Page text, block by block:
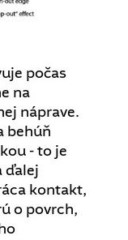
počas
na
náprave.
behúň
- to je
ďalej
kontakt,
o povrch,